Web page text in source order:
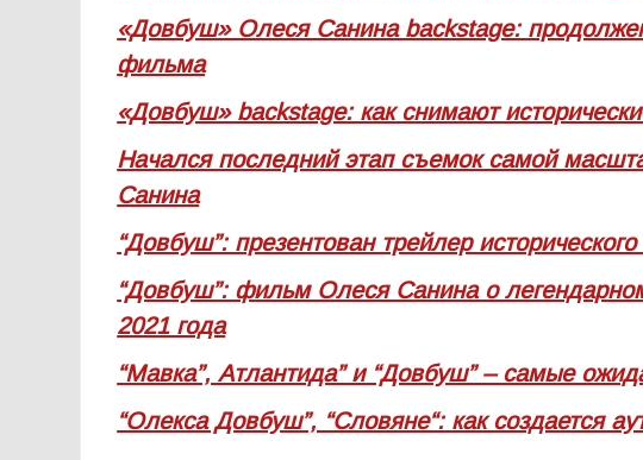
«Довбуш» Олеся Санина backstage:
фильма
«Довбуш» backstage: как снимают
Начался последний этап съемок самой
Санина
“Довбуш”: презентован трейлер
“Довбуш”: фильм Олеся Санина о
2021 года
“Мавка”, Атлантида” и “Довбуш” – самые
“Олекса Довбуш”, “Словяне“: как создается